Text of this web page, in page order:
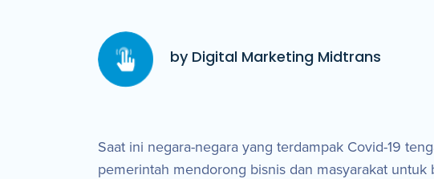
by Digital Marketing Midtrans
Saat ini negara-negara yang terdampak Covid-19
pemerintah mendorong bisnis dan masyarakat